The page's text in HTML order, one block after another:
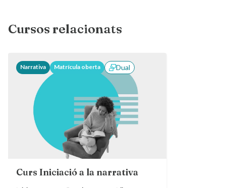
Cursos relacionats
Narrativa Matrícula oberta Dual
Curs Iniciació a la narrativa